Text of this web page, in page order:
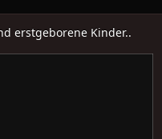
erstgeborene Kinder..